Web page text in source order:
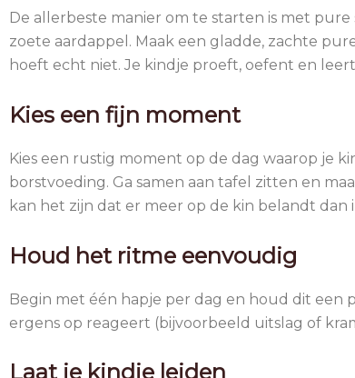
De allerbeste manier om te starten is met
zoete aardappel. Maak een gladde, zachte
hoeft echt niet. Je kindje proeft, oefent en
Kies een fijn moment
Kies een rustig moment op de dag waarop je
borstvoeding. Ga samen aan tafel zitten en
kan het zijn dat er meer op de kin belandt dan
Houd het ritme eenvoudig
Begin met één hapje per dag en houd dit een
ergens op reageert (bijvoorbeeld uitslag of
Laat je kindje leiden